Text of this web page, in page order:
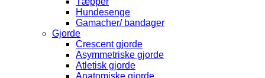
Hundesenge
Gamacher/ bandager
Gjorde
Crescent gjorde
Asymmetriske gjorde
Atletisk gjorde
Anatomiske gjorde